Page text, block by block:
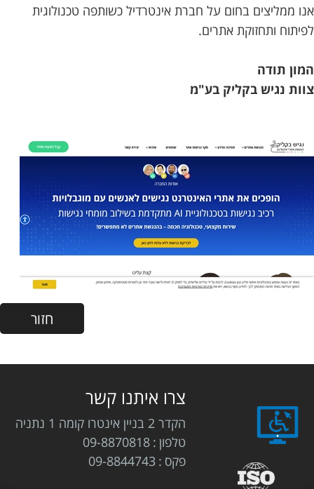
אנו ממליצים בחום על חברת אינטרדיל כשותפה טכנולוגית
לפיתוח ותחזוקת אתרים.
המון תודה
צוות נגיש בקליק בע"מ
צרו איתנו קשר
הקדר 2 בניין אינטרו קומה 1 נתניה
טלפון 09-8870818
פקס 09-8844743